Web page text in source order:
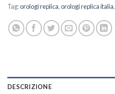
Tag:orologi replica,orologi replica italia,
DESCRIZIONE